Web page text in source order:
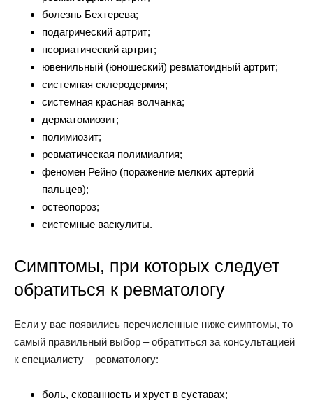
болезнь Бехтерева;
подагрический артрит;
псориатический артрит;
ювенильный (юношеский) ревматоидный артрит;
системная склеродермия;
системная красная волчанка;
дерматомиозит;
полимиозит;
ревматическая полимиалгия;
феномен Рейно (поражение мелких артерий
пальцев);
остеопороз;
системные васкулиты.
Симптомы, при которых следует
обратиться к ревматологу
Если у вас появились перечисленные ниже симптомы, то
самый правильный выбор – обратиться за консультацией
к специалисту – ревматологу:
боль, скованность и хруст в суставах;